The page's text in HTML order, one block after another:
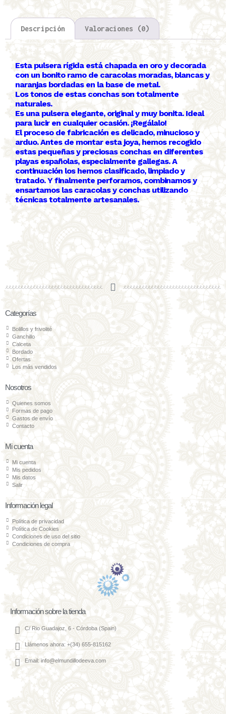
Descripción Valoraciones (0)
Esta pulsera rígida está chapada en oro y decorada
con un bonito ramo de caracolas moradas, blancas y
naranjas bordadas en la base de metal.
Los tonos de estas conchas son totalmente
naturales.
Es una pulsera elegante, original y muy bonita. Ideal
para lucir en cualquier ocasión. ¡Regálalo!
El proceso de fabricación es delicado, minucioso y
arduo. Antes de montar esta joya, hemos recogido
estas pequeñas y preciosas conchas en diferentes
playas españolas, especialmente gallegas. A
continuación los hemos clasificado, limpiado y
tratado. Y finalmente perforamos, combinamos y
ensartamos las caracolas y conchas utilizando
técnicas totalmente artesanales.
Categorías
Bolillos y frivolité
Ganchillo
Calceta
Bordado
Ofertas
Los más vendidos
Nosotros
Quienes somos
Formas de pago
Gastos de envío
Contacto
Mi cuenta
Mi cuenta
Mis pedidos
Mis datos
Salir
Información legal
Política de privacidad
Política de Cookies
Condiciones de uso del sitio
Condiciones de compra
Información sobre la tienda
C/ Rio Guadajoz, 6 - Córdoba (Spain)
Llámenos ahora: +(34) 655-815162
Email: info@elmundillodeeva.com